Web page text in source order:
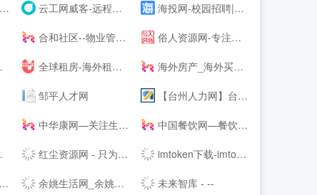
云工网威客-远程工作、按需雇佣，灵活用工人才共享平台 海投网-校园招聘|校招|宣讲会|为应届毕业生提供校园招聘会最新信息
合和社区--物业管理服务综合信息论坛 俗人资源网-专注网站源码、网站模板、插件，技术教程、实用工具、绿色软件、活动线报！
全球租房-海外租房-留学租房-留学生公寓-U--s异乡好居 海外房产_海外买房置业_海外房产投资 - 外国买房网 | Waigf.com
邹平人才网 【台州人力网】台州人才网，台州--，台州最新人才招聘信息！
中华康网—关注生活，关注健康！ 中国餐饮网—餐饮食品批发采购供应链服务平台
红尘资源网 - 只为资源分享而生,专注用户切身体验! - imtoken下载-imtoken钱包下载imtoken新版App--下载-主题之家
余姚生活网_余姚论坛_余姚市综合-- 未来智库 - --